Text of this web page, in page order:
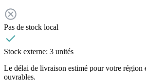
Pas de stock local
Stock externe: 3 unités
Le délai de livraison estimé pour votre région
ouvrables.